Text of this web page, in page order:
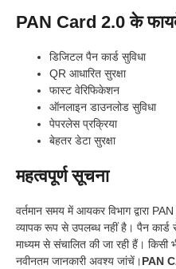
PAN Card 2.0 के
डिजिटल पैन कार्ड सुविधा
QR आधारित सुरक्षा
फास्ट वेरिफिकेशन
ऑनलाइन डाउनलोड सुविधा
पेपरलेस प्रक्रिया
बेहतर डेटा सुरक्षा
महत्वपूर्ण सूचना
वर्तमान समय में आयकर विभाग द्वारा
व्यापक रूप से उपलब्ध नहीं है। पैन कार्ड
माध्यम से संचालित की जा रही हैं।
नवीनतम जानकारी अवश्य जांचें।PAN